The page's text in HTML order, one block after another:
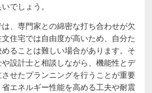
でしょう。
、専門家との綿密な打ち合わせが欠
住宅では自由度が高いため、自分た
ることは難しい場合があります。そ
設計士と相談しながら、機能性とデ
せたプランニングを行うことが重要
エネルギー性能を高める工夫や耐震